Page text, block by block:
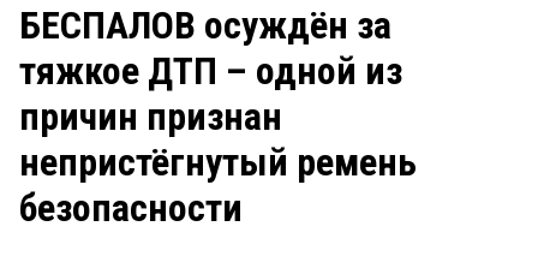
ЗАКОН
НОВОСТИ КОМПАНИЙ
ПРОИСШЕСТВИЯ
СТИЛЬ ЖИЗНИ
Рейтинги
Блоги
БЕСПАЛОВ осуждён за
тяжкое ДТП – одной из
причин признан
непристёгнутый ремень
безопасности